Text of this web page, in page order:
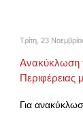
Τρίτη, 23
Ανακύκλωση
Περιφέρειας
Για